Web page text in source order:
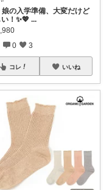
娘の入学準備、大変だけど
！✨💖 ...
0 3
コレ いいね